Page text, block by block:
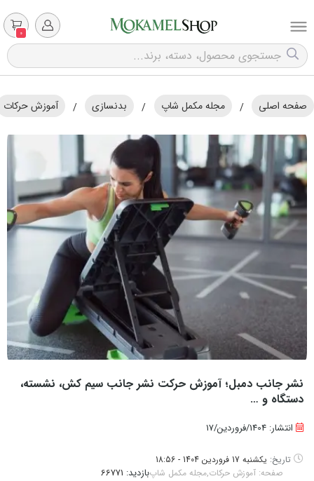
0
صفحه اصلی / مجله مکمل شاپ / بدنسازی / آموزش حرکات
نشر جانب دمبل؛ آموزش حرکت نشر جانب سیم کش، نشسته،
دستگاه و …
انتشار: 1404/فروردین/17
تاریخ: یکشنبه 17 فروردین 1404 - 18:56
صفحه: آموزش حرکات,مجله مکمل شاپبازدید: 66771